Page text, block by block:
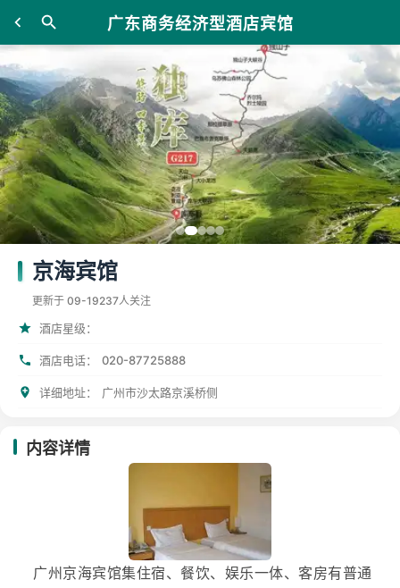
广东商务经济型酒店宾馆
京海宾馆
更新于 09-19237人关注
酒店星级：
酒店电话： 020-87725888
详细地址： 广州市沙太路京溪桥侧
内容详情
广州京海宾馆集住宿、餐饮、娱乐一体、客房有普通